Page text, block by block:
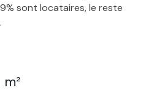
sont locataires, le reste